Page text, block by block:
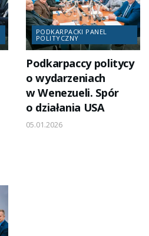
PODKARPACKI PANEL
POLITYCZNY
Podkarpaccy politycy
o wydarzeniach
w Wenezueli. Spór
o działania USA
05.01.2026